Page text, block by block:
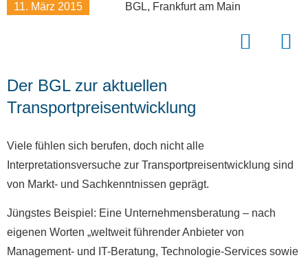
11. März 2015 BGL, Frankfurt am Main
Der BGL zur aktuellen
Transportpreisentwicklung
Viele fühlen sich berufen, doch nicht alle
Interpretationsversuche zur Transportpreisentwicklung sind
von Markt- und Sachkenntnissen geprägt.
Jüngstes Beispiel: Eine Unternehmensberatung – nach
eigenen Worten „weltweit führender Anbieter von
Management- und IT-Beratung, Technologie-Services sowie